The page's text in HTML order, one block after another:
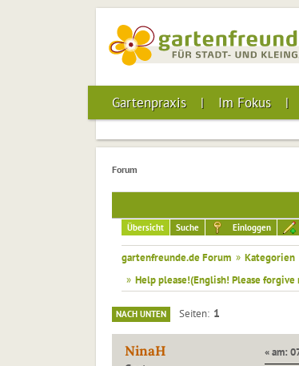
Gartenpraxis Im Fokus
Forum
Übersicht Suche Einloggen
gartenfreunde.de Forum » Kategorien
» Help please!(English! Please forgive
NACH UNTEN Seiten 1
NinaH « am: